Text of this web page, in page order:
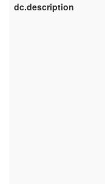
dc.description